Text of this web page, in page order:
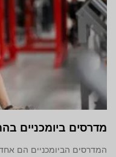
מדרסים ביומכניים
המדרסים הביומכניים הם